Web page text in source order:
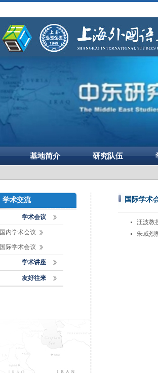
基地简介 研究队伍
学术交流
学术会议
国内学术会议
国际学术会议
学术讲座
友好往来
国际学术
汪波教
朱威烈